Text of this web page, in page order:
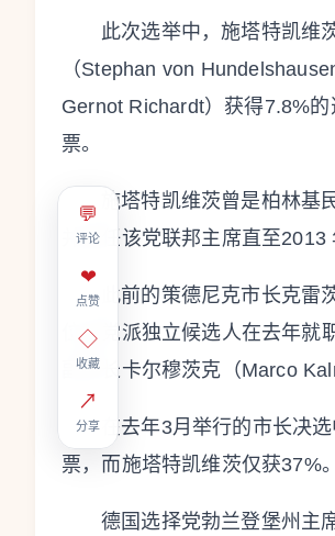
💬
评论
❤
点赞
◇
收藏
↗
分享
此次选举中，施塔特凯维
（Stephan von
Gernot Richardt）获得7.8%
票。
施塔特凯维茨曾是柏林基
并担任该党联邦主席直至
此前的策德尼克市长克
位无党派独立候选人在去年
副市长卡尔穆茨克（Marco
在去年3月举行的市长决
票，而施塔特凯维茨仅获37%。
德国选择党勃兰登堡州主